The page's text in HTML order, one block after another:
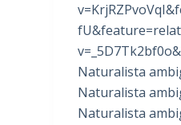
Naturalista
Naturalista
Naturalista